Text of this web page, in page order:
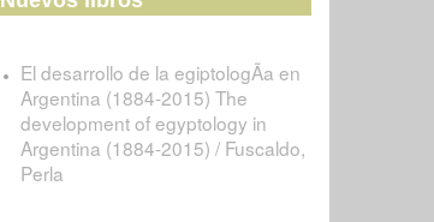
El desarrollo de la egiptologÃ­a en
Argentina (1884-2015) The
development of egyptology in
Argentina (1884-2015) / Fuscaldo,
Perla